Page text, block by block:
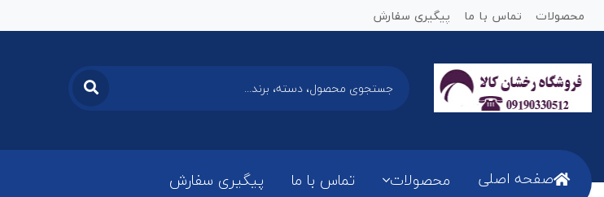
محصولات تماس با ما پیگیری سفارش
صفحه اصلی محصولات تماس با ما پیگیری سفارش